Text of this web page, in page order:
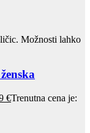
Možnosti lahko
€Trenutna cena je: